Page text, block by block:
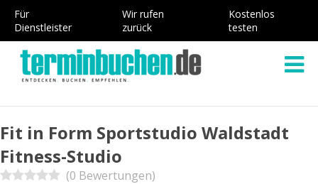
Für
Dienstleister
Wir rufen
zurück
Kostenlos
testen
Fit in Form Sportstudio Waldstadt
Fitness-Studio
(0 Bewertungen)